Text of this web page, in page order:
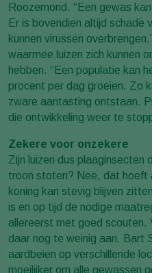
Roozemond. “Een gewas
Er is bovendien altijd schade
kunnen virussen
waarmee luizen zich kunnen
hebben. “Een populatie kan
procent per dag groeien. Zo
zware aantasting ontstaan.
die ontwikkeling weer te
Zekere voor onzekere
Zijn luizen dus plaaginsecten
troon stoten? Nee, dat hoeft
koning kan stevig blijven
is en op tijd de nodige
allereerst met goed scouten.
daar nog te weinig aan. Bart
aardbeien op verschillende
moeilijker om alle gewassen